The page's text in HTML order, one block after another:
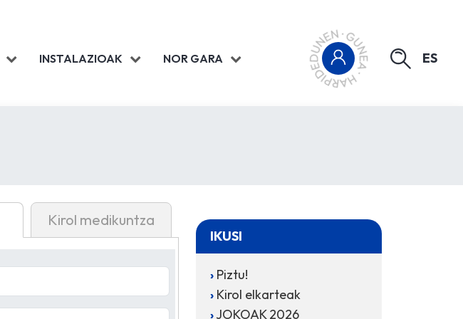
INSTALAZIOAK NOR GARA ES
Kirol medikuntza
IKUSI
Piztu!
Kirol elkarteak
JOKOAK 2026